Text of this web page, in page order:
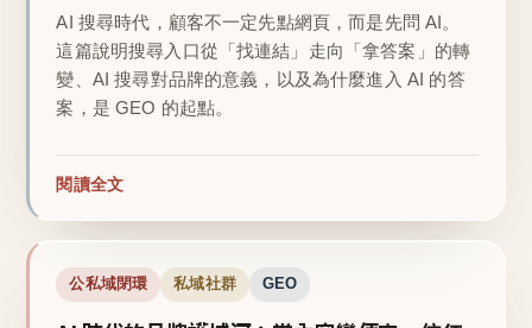
AI 搜尋時代，顧客不一定先點網頁，而是先問 AI。
這篇說明搜尋入口從「找連結」走向「拿答案」的轉
變、AI 搜尋對品牌的意義，以及為什麼進入 AI 的答
案，是 GEO 的起點。
閱讀全文
公私域閉環 私域社群 GEO